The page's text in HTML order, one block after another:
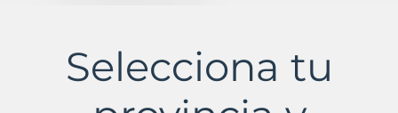
MunicipioSelecciona tu